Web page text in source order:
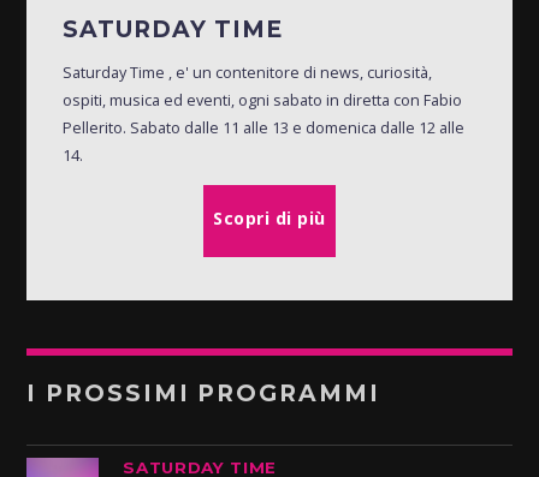
SATURDAY TIME
Saturday Time , e' un contenitore di news, curiosità,
ospiti, musica ed eventi, ogni sabato in diretta con Fabio
Pellerito. Sabato dalle 11 alle 13 e domenica dalle 12 alle
14.
Scopri di più
I PROSSIMI PROGRAMMI
SATURDAY TIME